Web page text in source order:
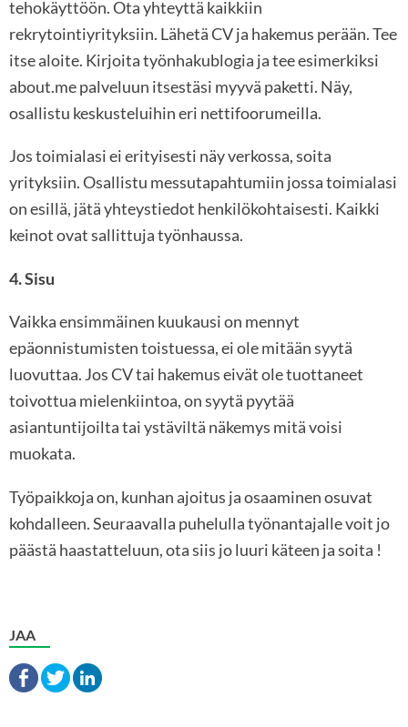
tehokäyttöön. Ota yhteyttä kaikkiin
rekrytointiyrityksiin. Lähetä CV ja hakemus perään. Tee
itse aloite. Kirjoita työnhakublogia ja tee esimerkiksi
about.me palveluun itsestäsi myyvä paketti. Näy,
osallistu keskusteluihin eri nettifoorumeilla.
Jos toimialasi ei erityisesti näy verkossa, soita
yrityksiin. Osallistu messutapahtumiin jossa toimialasi
on esillä, jätä yhteystiedot henkilökohtaisesti. Kaikki
keinot ovat sallittuja työnhaussa.
4. Sisu
Vaikka ensimmäinen kuukausi on mennyt
epäonnistumisten toistuessa, ei ole mitään syytä
luovuttaa. Jos CV tai hakemus eivät ole tuottaneet
toivottua mielenkiintoa, on syytä pyytää
asiantuntijoilta tai ystäviltä näkemys mitä voisi
muokata.
Työpaikkoja on, kunhan ajoitus ja osaaminen osuvat
kohdalleen. Seuraavalla puhelulla työnantajalle voit jo
päästä haastatteluun, ota siis jo luuri käteen ja soita !
JAA